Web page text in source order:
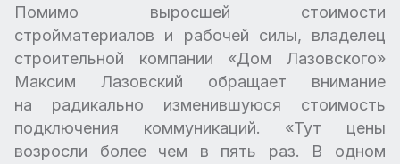
Помимо выросшей стоимости
стройматериалов и рабочей силы, владелец
строительной компании «Дом Лазовского»
Максим Лазовский обращает внимание
на радикально изменившуюся стоимость
подключения коммуникаций. «Тут цены
возросли более чем в пять раз. В одном